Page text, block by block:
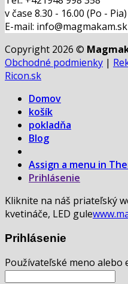
v čase 8.30 - 16.00 (Po - Pia)
E-mail: info@magmakam.sk
Copyright 2026 ©
Obchodné podmienky |
Ricon.sk
Domov
košík
pokladňa
Blog
Assign a menu in
Prihlásenie
Kliknite na náš priateľský
kvetináče, LED gule
Prihlásenie
Používateľské meno alebo